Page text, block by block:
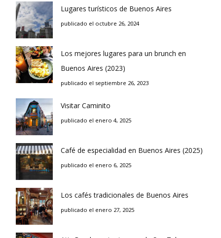
Lugares turísticos de Buenos Aires
publicado el octubre 26, 2024
Los mejores lugares para un brunch en
Buenos Aires (2023)
publicado el septiembre 26, 2023
Visitar Caminito
publicado el enero 4, 2025
Café de especialidad en Buenos Aires (2025)
publicado el enero 6, 2025
Los cafés tradicionales de Buenos Aires
publicado el enero 27, 2025